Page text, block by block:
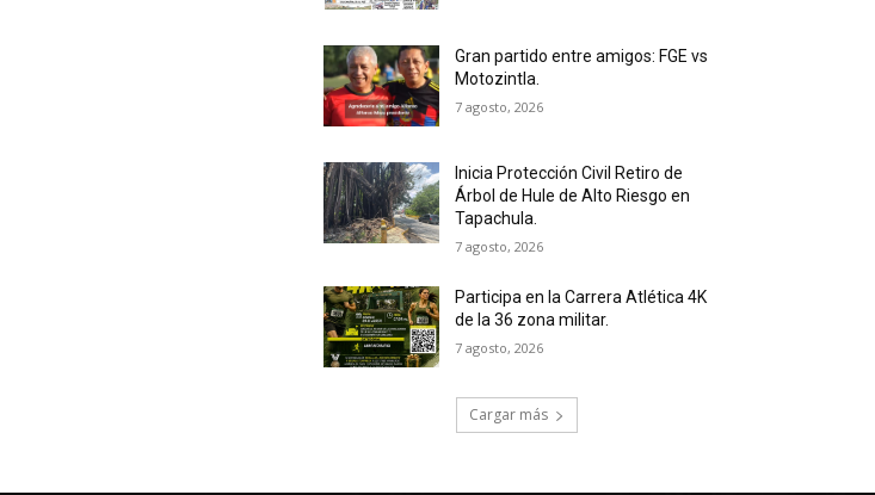
Gran partido entre amigos: FGE vs
Motozintla.
7 agosto, 2026
Inicia Protección Civil Retiro de
Árbol de Hule de Alto Riesgo en
Tapachula.
7 agosto, 2026
Participa en la Carrera Atlética 4K
de la 36 zona militar.
7 agosto, 2026
Cargar más